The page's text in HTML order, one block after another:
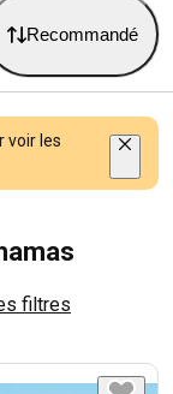
Recommandé
voir les
filtres